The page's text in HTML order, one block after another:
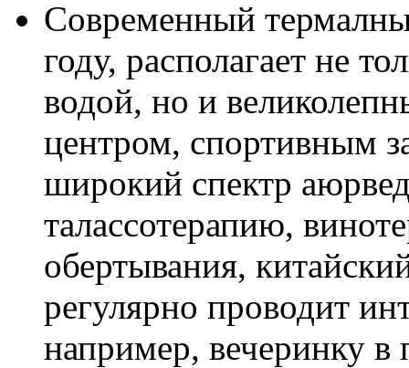
Современный
году, располагает не
водой, но и
центром, спортивным
широкий спектр
талассотерапию,
обертывания,
регулярно проводит
например, вечеринку